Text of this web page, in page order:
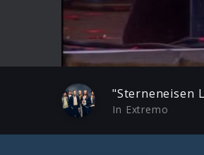
Play
"Sterneneisen
In Extremo